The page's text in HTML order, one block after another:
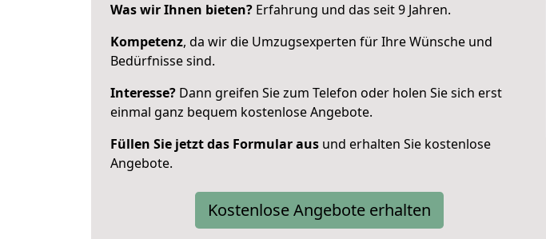
Was wir Ihnen bieten? Erfahrung und das seit 9 Jahren.
Kompetenz, da wir die Umzugsexperten für Ihre Wünsche und
Bedürfnisse sind.
Interesse? Dann greifen Sie zum Telefon oder holen Sie sich erst
einmal ganz bequem kostenlose Angebote.
Füllen Sie jetzt das Formular aus und erhalten Sie kostenlose
Angebote.
Kostenlose Angebote erhalten